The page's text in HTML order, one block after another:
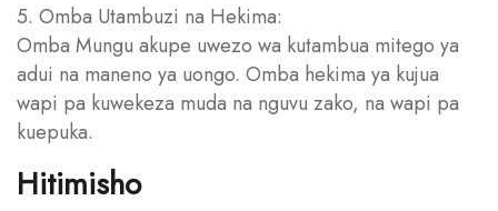
5. Omba Utambuzi na Hekima:
Omba Mungu akupe uwezo wa kutambua mitego ya
adui na maneno ya uongo. Omba hekima ya kujua
wapi pa kuwekeza muda na nguvu zako, na wapi pa
kuepuka.
Hitimisho